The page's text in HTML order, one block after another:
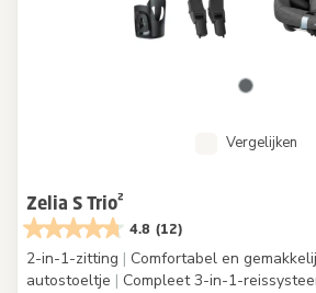
Vergelijken
Zelia S Trio²
4.8 (12)
2-in-1-zitting | Comfortabel en
autostoeltje | Compleet 3-in-1-